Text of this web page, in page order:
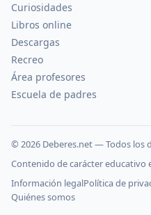
Curiosidades
Libros online
Descargas
Recreo
Área profesores
Escuela de padres
© 2026 Deberes.net — Todos los
Contenido de carácter educativo
Información legalPolítica de
Quiénes somos